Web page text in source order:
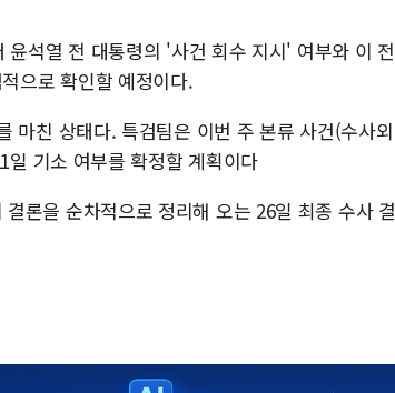
석열 전 대통령의 '사건 회수 지시' 여부와 이 전
으로 확인할 예정이다.
마친 상태다. 특검팀은 이번 주 본류 사건(수사외
일 기소 여부를 확정할 계획이다
론을 순차적으로 정리해 오는 26일 최종 수사 결